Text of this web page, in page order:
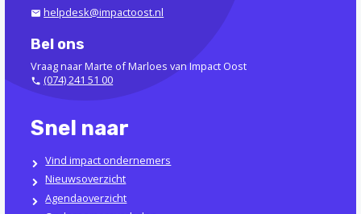
helpdesk@impactoost.nl
Bel ons
Vraag naar Marte of Marloes van Impact Oost
(074) 241 51 00
Snel naar
Vind impact ondernemers
Nieuwsoverzicht
Agendaoverzicht